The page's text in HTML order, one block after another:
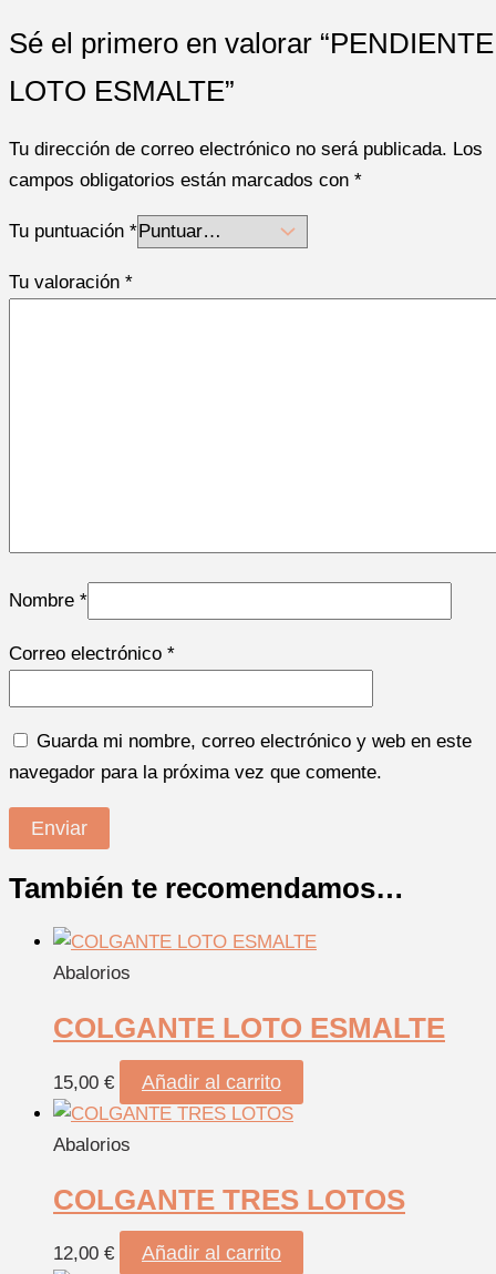
Sé el primero en valorar “PENDIENTE
LOTO ESMALTE”
Tu dirección de correo electrónico no será publicada. Los
campos obligatorios están marcados con *
Tu puntuación *
Tu valoración *
Nombre *
Correo electrónico *
Guarda mi nombre, correo electrónico y web en este
navegador para la próxima vez que comente.
También te recomendamos…
Abalorios
COLGANTE LOTO ESMALTE
15,00 € Añadir al carrito
Abalorios
COLGANTE TRES LOTOS
12,00 € Añadir al carrito